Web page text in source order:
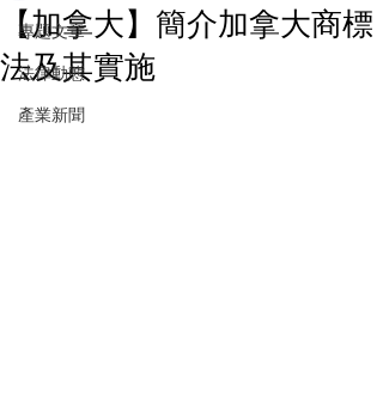
專題文章
法律動態
產業新聞
【加拿大】簡介加拿大商標
法及其實施